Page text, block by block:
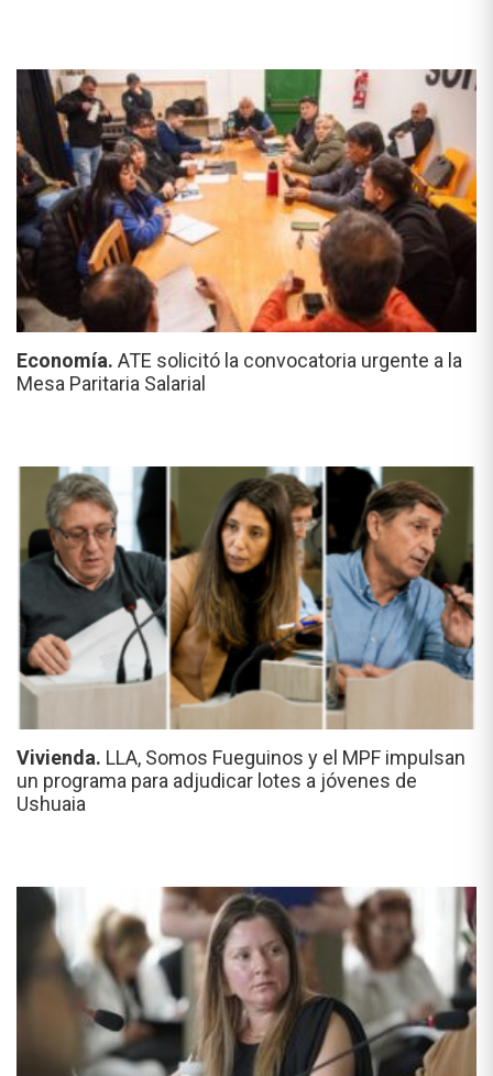
Economía. ATE solicitó la convocatoria urgente a la
Mesa Paritaria Salarial
Vivienda. LLA, Somos Fueguinos y el MPF impulsan
un programa para adjudicar lotes a jóvenes de
Ushuaia